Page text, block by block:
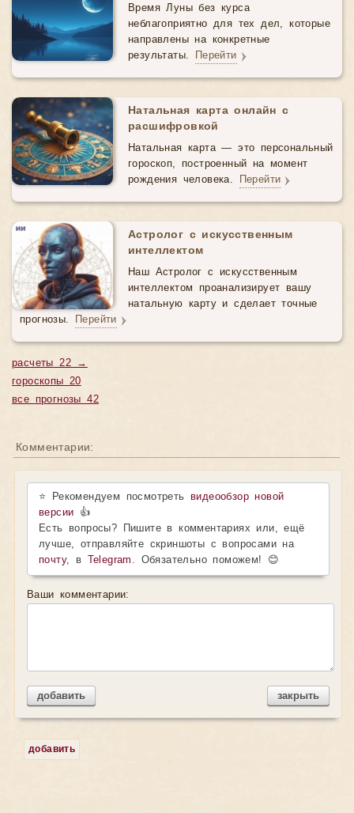
Время Луны без курса
неблагоприятно для тех дел, которые
направлены на конкретные
результаты. Перейти
Натальная карта онлайн с
расшифровкой
Натальная карта — это персональный
гороскоп, построенный на момент
рождения человека. Перейти
Астролог с искусственным
интеллектом
Наш Астролог с искусственным
интеллектом проанализирует вашу
натальную карту и сделает точные
прогнозы. Перейти
расчеты 22 →
гороскопы 20
все прогнозы 42
Комментарии:
⭐ Рекомендуем посмотретьвидеообзор новой
версии 👍
Есть вопросы? Пишите в комментариях или, ещё
лучше, отправляйте скриншоты с вопросами на
почту, в Telegram . Обязательно поможем! 😊
Ваши комментарии:
добавить закрыть
добавить